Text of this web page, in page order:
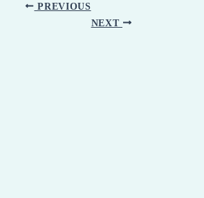
PREVIOUS
NEXT